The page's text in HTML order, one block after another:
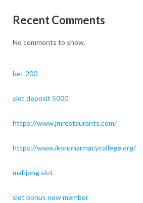
Recent Comments
No comments to show.
bet 200
slot deposit 5000
https://www.jmrestaurants.com/
https://www.ikonpharmacycollege.org/
mahjong slot
slot bonus new member